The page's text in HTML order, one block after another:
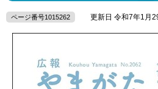
ページ番号1015262 更新日 令和7年1月